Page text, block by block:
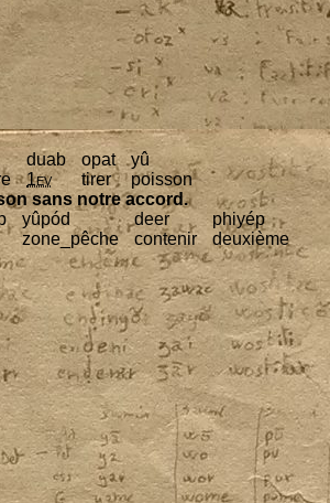
duab
1ev
opat
tirer
yû
pois­son
sans notre accord.
yûpód
zone_pêche
deer
conte­nir
phiyép
deuxième